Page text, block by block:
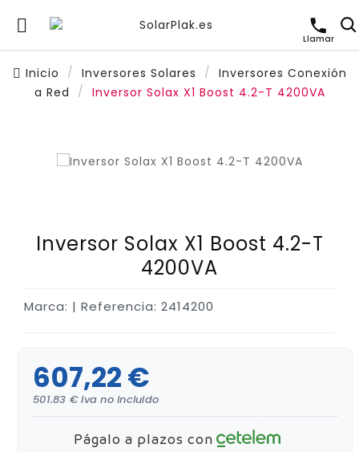

Llamar
Inicio Inversores Solares
Inversores Conexión
a Red
Inversor Solax X1 Boost 4.2-T 4200VA
Inversor Solax X1 Boost 4.2-T
4200VA
Marca: | Referencia: 2414200
607,22 €
501.83 € iva no incluido
Págalo a plazos con